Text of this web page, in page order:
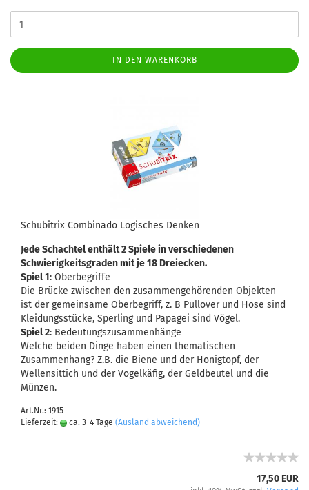
IN DEN WARENKORB
Schubitrix Combinado Logisches Denken
Jede Schachtel enthält 2 Spiele in verschiedenen
Schwierigkeitsgraden mit je 18 Dreiecken.
Spiel 1: Oberbegriffe
Die Brücke zwischen den zusammengehörenden Objekten
ist der gemeinsame Oberbegriff, z. B Pullover und Hose sind
Kleidungsstücke, Sperling und Papagei sind Vögel.
Spiel 2: Bedeutungszusammenhänge
Welche beiden Dinge haben einen thematischen
Zusammenhang? Z.B. die Biene und der Honigtopf, der
Wellensittich und der Vogelkäfig, der Geldbeutel und die
Münzen.
Art.Nr.: 1915
Lieferzeit:
ca. 3-4 Tage (Ausland abweichend)
17,50 EUR